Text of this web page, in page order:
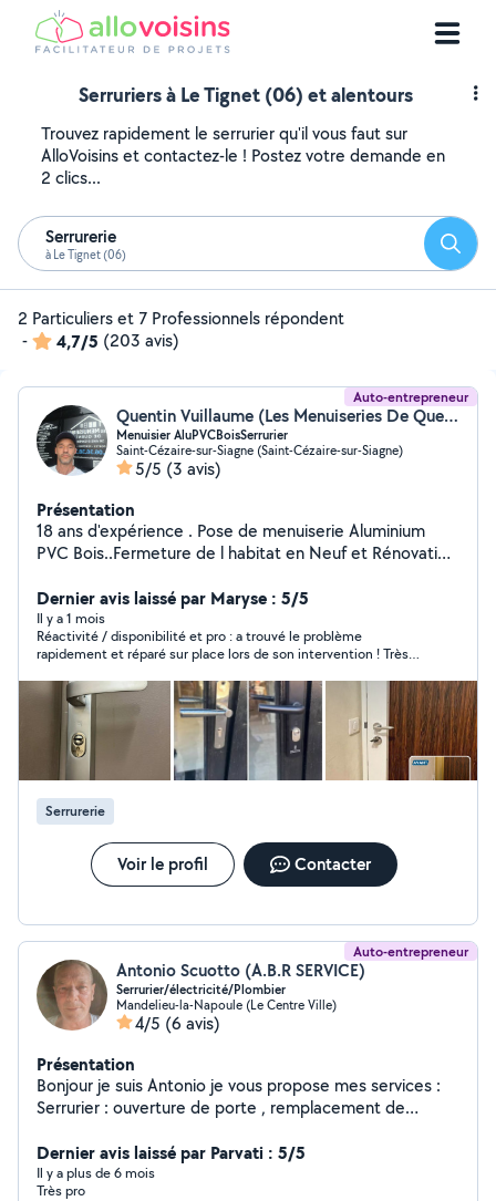
Serruriers à Le Tignet (06) et alentours
Trouvez rapidement le serrurier qu'il vous faut sur
AlloVoisins et contactez-le ! Postez votre demande en
2 clics...
Serrurerie
à Le Tignet (06)
2 Particuliers et 7 Professionnels répondent
-
4,7/5 (203 avis)
Auto-entrepreneur
Quentin Vuillaume (Les Menuiseries De Quentin)
Menuisier AluPVCBoisSerrurier
Saint-Cézaire-sur-Siagne (Saint-Cézaire-sur-Siagne)
5/5 (3 avis)
Présentation
18 ans d'expérience . Pose de menuiserie Aluminium
PVC Bois..Fermeture de l habitat en Neuf et Rénovation
Moustiquaires, Miroiterie, Remplacement de vitrages,
Remplacement de roulettes sur baie vitrée, Stores
intérieurs et extérieurs. Dépannage, réparation toutes
Menuiseries extérieures. Service de Serrurerie .
dépannage réparation installation.
Dernier avis laissé par Maryse : 5/5
Il y a 1 mois
Réactivité / disponibilité et pro : a trouvé le problème
rapidement et réparé sur place lors de son intervention ! Très
Serrurerie
Voir le profil Contacter
Auto-entrepreneur
Antonio Scuotto (A.B.R SERVICE)
Serrurier/électricité/Plombier
Mandelieu-la-Napoule (Le Centre Ville)
4/5 (6 avis)
Présentation
Bonjour je suis Antonio je vous propose mes services :
Serrurier : ouverture de porte , remplacement de
panne , remplacement de tableau électrique
Dernier avis laissé par Parvati : 5/5
Il y a plus de 6 mois
Très pro